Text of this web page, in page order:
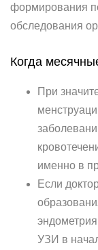
формирования
обследования
Когда
При
именно в
Если
УЗИ в